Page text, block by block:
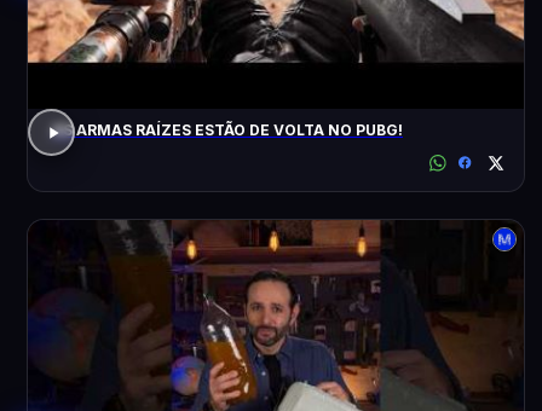
AS ARMAS RAÍZES ESTÃO DE VOLTA NO PUBG!